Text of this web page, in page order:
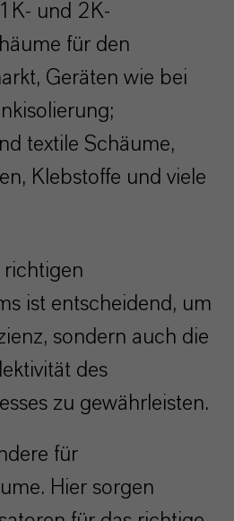
und 2K-
für den
Geräten wie bei
textile Schäume,
Klebstoffe und viele
richtigen
ist entscheidend, um
sondern auch die
des
zu gewährleisten.
für
Hier sorgen